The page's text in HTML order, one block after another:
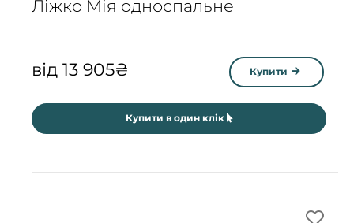
Ліжко Мія односпальне
від 13 905₴ Купити
Купити в один клік